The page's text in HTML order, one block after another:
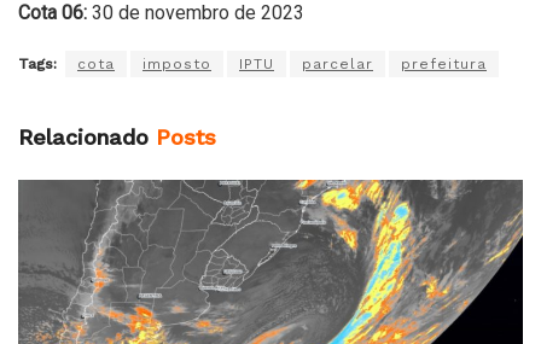
Cota 06: 30 de novembro de 2023
Tags: cota imposto IPTU parcelar prefeitura
Relacionado Posts